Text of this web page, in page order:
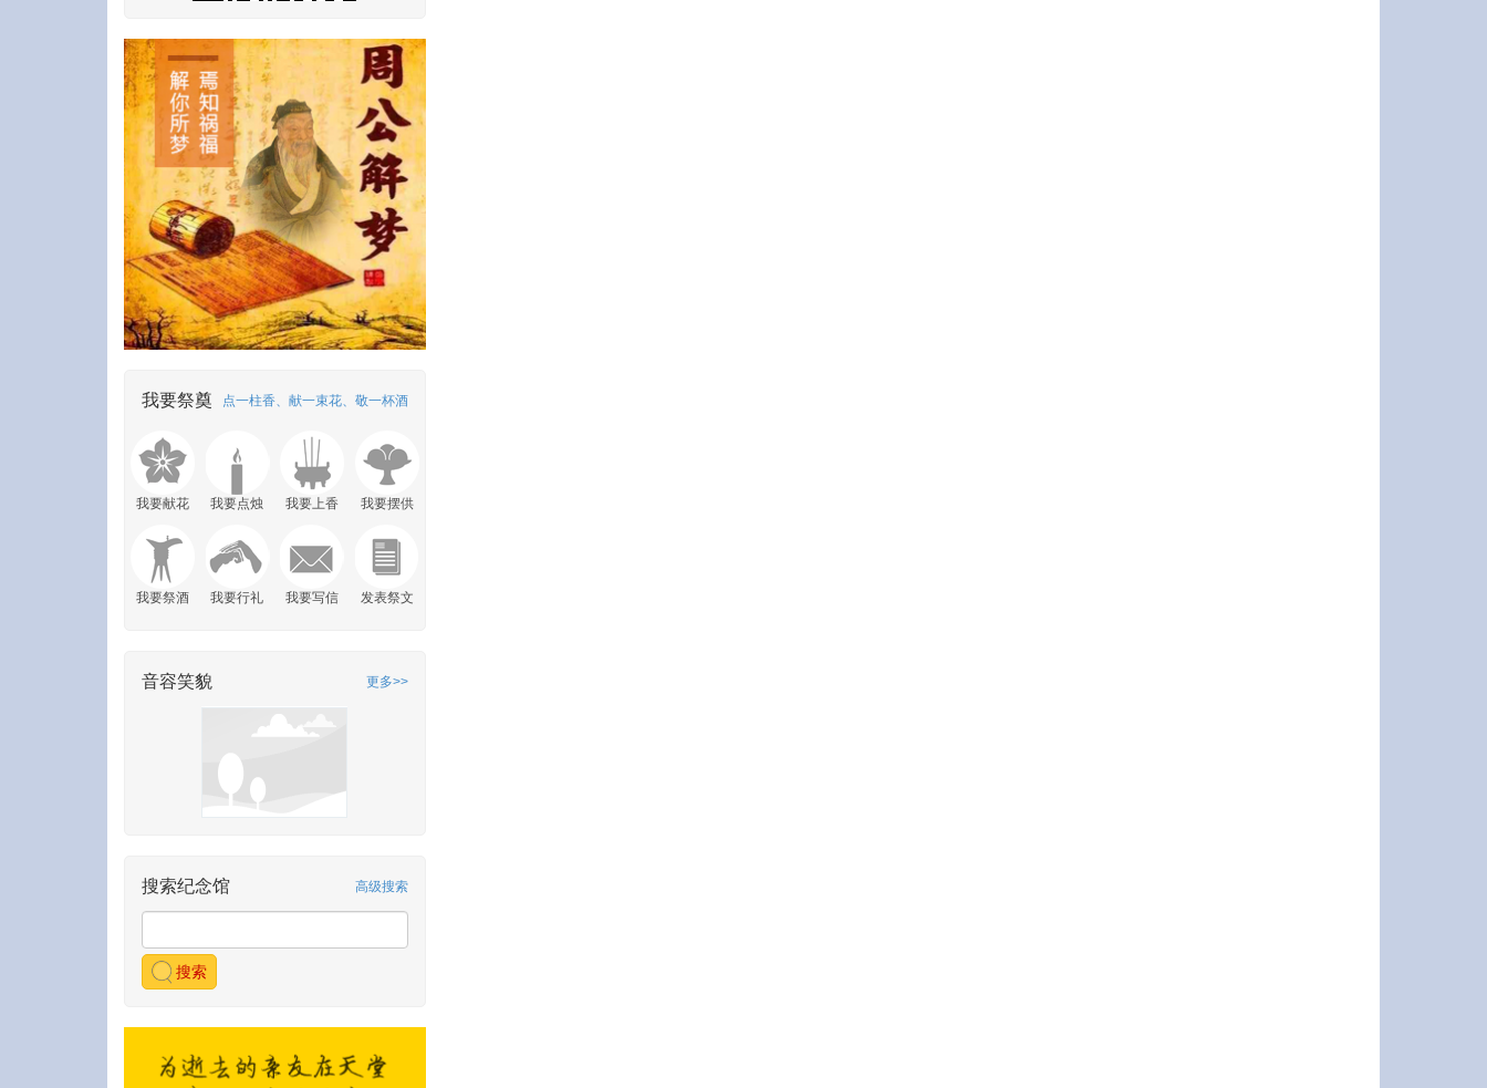
我要祭奠 点一柱香、献一束花、敬一杯酒
我要献花 我要点烛 我要上香 我要摆供
我要祭酒 我要行礼 我要写信 发表祭文
音容笑貌 更多>>
搜索纪念馆 高级搜索
搜索